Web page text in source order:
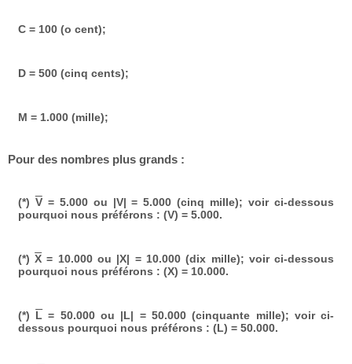
C = 100 (o cent);
D = 500 (cinq cents);
M = 1.000 (mille);
Pour des nombres plus grands :
(*) V= 5.000 ou |V| = 5.000 (cinq mille); voir ci-dessous
pourquoi nous préférons : (V) = 5.000.
(*)X = 10.000 ou |X| = 10.000 (dix mille); voir ci-dessous
pourquoi nous préférons : (X) = 10.000.
(*) L = 50.000 ou |L| = 50.000 (cinquante mille); voir ci-
dessous pourquoi nous préférons : (L) = 50.000.